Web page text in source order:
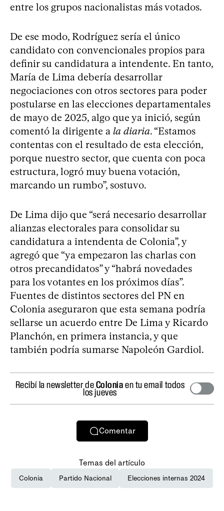
entre los grupos nacionalistas más votados.
De ese modo, Rodríguez sería el único
candidato con convencionales propios para
definir su candidatura a intendente. En tanto,
María de Lima debería desarrollar
negociaciones con otros sectores para poder
postularse en las elecciones departamentales
de mayo de 2025, algo que ya inició, según
comentó la dirigente a la diaria. “Estamos
contentas con el resultado de esta elección,
porque nuestro sector, que cuenta con poca
estructura, logró muy buena votación,
marcando un rumbo”, sostuvo.
De Lima dijo que “será necesario desarrollar
alianzas electorales para consolidar su
candidatura a intendenta de Colonia”, y
agregó que “ya empezaron las charlas con
otros precandidatos” y “habrá novedades
para los votantes en los próximos días”.
Fuentes de distintos sectores del PN en
Colonia aseguraron que esta semana podría
sellarse un acuerdo entre De Lima y Ricardo
Planchón, en primera instancia, y que
también podría sumarse Napoleón Gardiol.
Recibí la newsletter deColoniaen tu email todos
los jueves
Comentar
Temas del artículo
Colonia Partido Nacional Elecciones internas 2024